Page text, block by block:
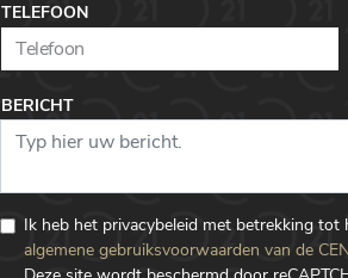
TELEFOON
BERICHT
Ik heb het privacybeleid met betrekking
algemene gebruiksvoorwaarden van de